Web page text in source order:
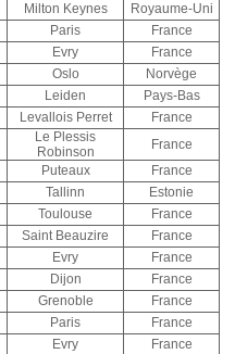
Milton Keynes
Royaume-Uni
Paris
France
Evry
France
Oslo
Norvège
Leiden
Pays-Bas
Levallois Perret
France
Le Plessis
Robinson
France
Puteaux
France
Tallinn
Estonie
Toulouse
France
Saint Beauzire
France
Evry
France
Dijon
France
Grenoble
France
Paris
France
Evry
France